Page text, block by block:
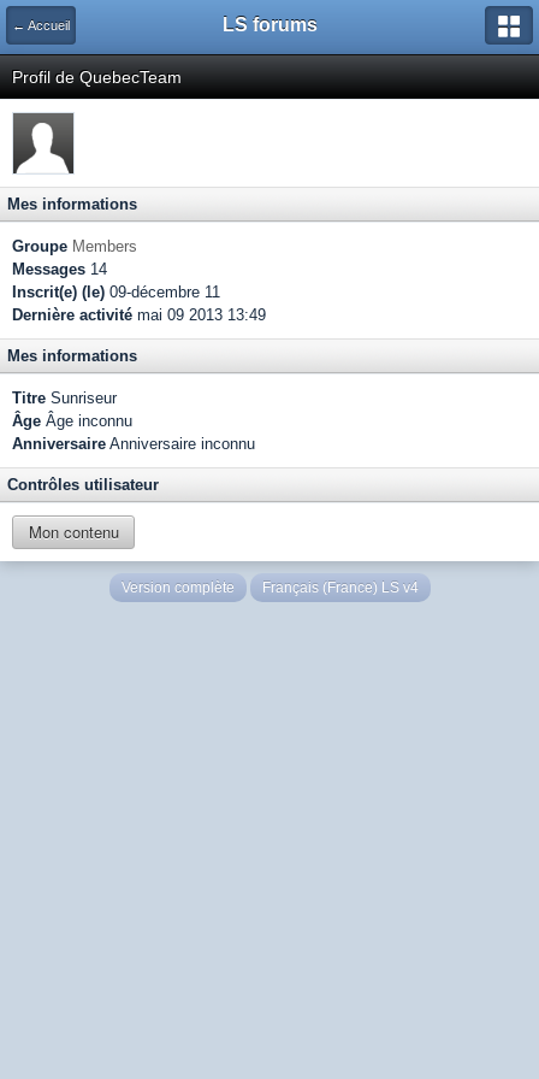
← Accueil LS forums
Profil de QuebecTeam
Mes informations
Groupe Members
Messages 14
Inscrit(e) (le) 09-décembre 11
Dernière activité mai 09 2013 13:49
Mes informations
Titre Sunriseur
Âge Âge inconnu
Anniversaire Anniversaire inconnu
Contrôles utilisateur
Mon contenu
Version complète Français (France) LS v4